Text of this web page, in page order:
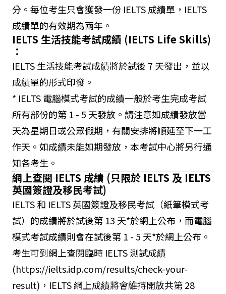
分。每位考生只會獲發一份 IELTS 成績單，IELTS
成績單的有效期為兩年。
IELTS 生活技能考試成績 (IELTS Life Skills)
：
IELTS 生活技能考試成績將於試後 7 天發出，並以
成績單的形式印發。
* IELTS 電腦模式考試的成績一般於考生完成考試
所有部份的第 1 - 5 天發放。請注意如成績發放當
天為星期日或公眾假期，有關安排將順延至下一工
作天。如成績未能如期發放，本考試中心將另行通
知各考生。
網上查閱 IELTS 成績 (只限於 IELTS 及 IELTS
英國簽證及移民考試)
IELTS 和 IELTS 英國簽證及移民考試（紙筆模式考
試）的成績將於試後第 13 天*於網上公布，而電腦
模式考試成績則會在試後第 1 - 5 天*於網上公布。
考生可到網上查閱臨時 IELTS 測試成績
(https://ielts.idp.com/results/check-your-
result)，IELTS 網上成績將會維持開放共第 28